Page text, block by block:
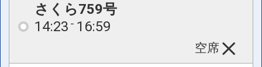
さくら759号
14:23 16:59
空席